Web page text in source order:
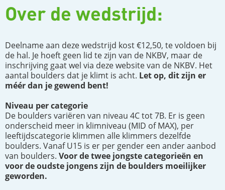
Over de wedstrijd:
Deelname aan deze wedstrijd kost €12,50, te voldoen bij
de hal. Je hoeft geen lid te zijn van de NKBV, maar de
inschrijving gaat wel via deze website van de NKBV. Het
aantal boulders dat je klimt is acht. Let op, dit zijn er
méér dan je gewend bent!
Niveau per categorie
De boulders variëren van niveau 4C tot 7B. Er is geen
onderscheid meer in klimniveau (MID of MAX), per
leeftijdscategorie klimmen alle klimmers dezelfde
boulders. Vanaf U15 is er per gender een ander aanbod
van boulders. Voor de twee jongste categorieën en
voor de oudste jongens zijn de boulders moeilijker
geworden.